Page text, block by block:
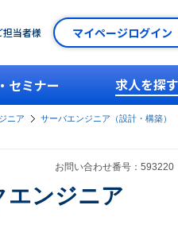
担当者様 マイページログイン
セミナー 求人を探す
ニア
サーバエンジニア（設計・構築）
お問い合わせ番号：
エンジニア